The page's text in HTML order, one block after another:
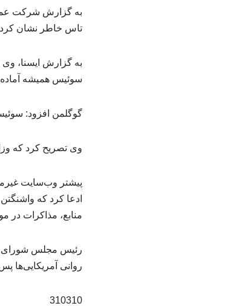
به گزارش شرکت
تاس خاطر نشان
به گزارش ایسنا،
سوئیس همیشه
گوگلمن افزود:
وی تصریح کرد که
پیشتر وب‌سایت
ادعا کرد که
منابع، مذاکرات در
رئیس مجلس شورای
روانی آمریکایی‌ها
310310